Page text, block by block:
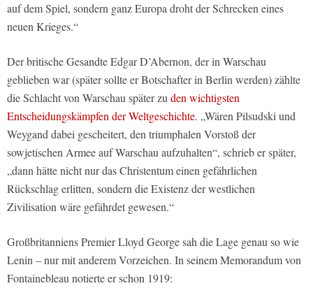
auf dem Spiel, sondern ganz Europa droht der Schrecken eines
neuen Krieges.“
Der britische Gesandte Edgar D’Abernon, der in Warschau
geblieben war (später sollte er Botschafter in Berlin werden) zählte
die Schlacht von Warschau später zuden wichtigsten
Entscheidungskämpfen der Weltgeschichte. „Wären Pilsudski und
Weygand dabei gescheitert, den triumphalen Vorstoß der
sowjetischen Armee auf Warschau aufzuhalten“, schrieb er später,
„dann hätte nicht nur das Christentum einen gefährlichen
Rückschlag erlitten, sondern die Existenz der westlichen
Zivilisation wäre gefährdet gewesen.“
Großbritanniens Premier Lloyd George sah die Lage genau so wie
Lenin – nur mit anderem Vorzeichen. In seinem Memorandum von
Fontainebleau notierte er schon 1919: